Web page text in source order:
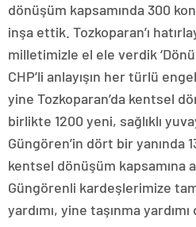
dönüşüm kapsamında 300
inşa ettik. Tozkoparan’ı
milletimizle el ele verdik
CHP’li anlayışın her türlü
yine Tozkoparan’da kentsel
birlikte 1200 yeni, sağlıklı
Güngören’in dört bir yanında
kentsel dönüşüm kapsamına
Güngörenli kardeşlerimize
yardımı, yine taşınma